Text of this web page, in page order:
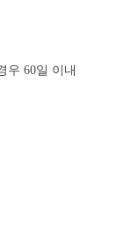
우 60일 이내